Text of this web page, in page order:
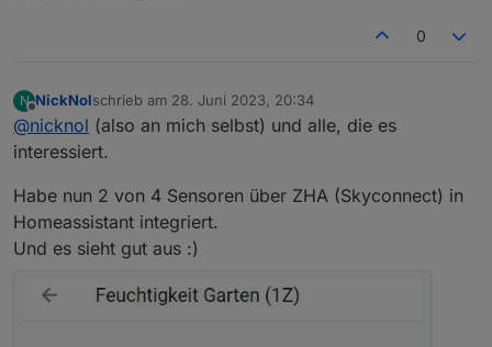
0
N
Offline
NickNolschrieb am 28. Juni 2023, 20:34
zuletzt editiert von
@nicknol (also an mich selbst) und alle, die es
interessiert.
Habe nun 2 von 4 Sensoren über ZHA (Skyconnect) in
Homeassistant integriert.
Und es sieht gut aus :)